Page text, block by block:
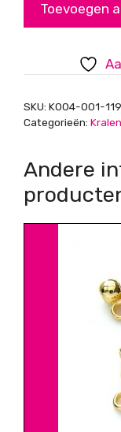
Toevoegen
SKU: K004-001-119
Categorieën: Kralen
Andere